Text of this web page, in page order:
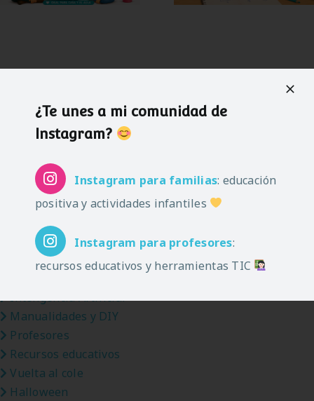
Apps y juegos educativos
Bienestar digital
Descargables
Familias
Herramientas TIC
Inteligencia Artificial
Manualidades y DIY
Profesores
Recursos educativos
Vuelta al cole
Halloween
¿Te unes a mi comunidad de
Instagram?
Instagram para familias: educación
positiva y actividades infantiles
Instagram para profesores:
recursos educativos y herramientas TIC